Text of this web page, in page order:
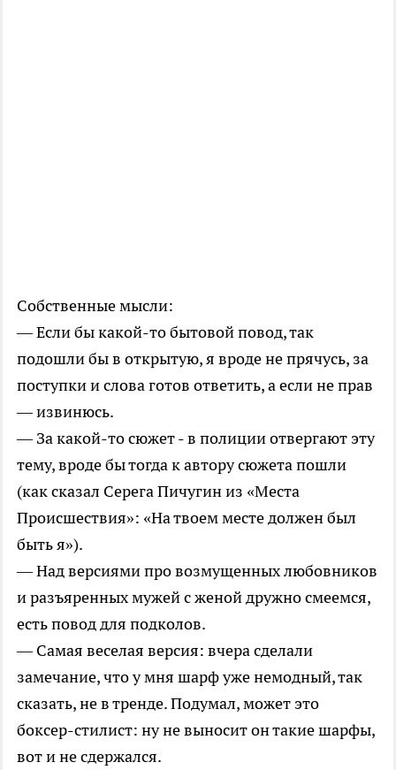
Собственные мысли:
— Если бы какой-то бытовой повод, так
подошли бы в открытую, я вроде не прячусь, за
поступки и слова готов ответить, а если не прав
— извинюсь.
— За какой-то сюжет - в полиции отвергают эту
тему, вроде бы тогда к автору сюжета пошли
(как сказал Серега Пичугин из «Места
Происшествия»: «На твоем месте должен был
быть я»).
— Над версиями про возмущенных любовников
и разъяренных мужей с женой дружно смеемся,
есть повод для подколов.
— Самая веселая версия: вчера сделали
замечание, что у мня шарф уже немодный, так
сказать, не в тренде. Подумал, может это
боксер-стилист: ну не выносит он такие шарфы,
вот и не сдержался.